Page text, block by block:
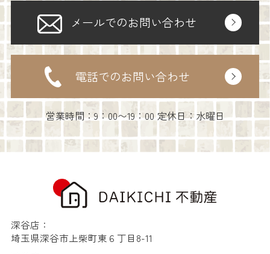
メールでのお問い合わせ
電話でのお問い合わせ
営業時間：9：00〜19：00 定休日：水曜日
深谷店：
埼玉県深谷市上柴町東６丁目8-11